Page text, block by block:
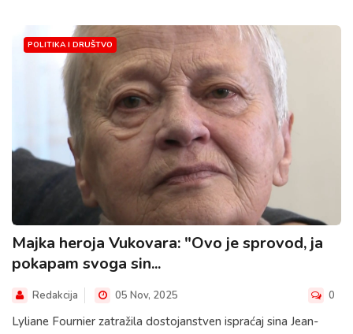
POLITIKA I DRUŠTVO
Majka heroja Vukovara: "Ovo je sprovod, ja
pokapam svoga sin...
Redakcija 05 Nov, 2025 0
Lyliane Fournier zatražila dostojanstven ispraćaj sina Jean-